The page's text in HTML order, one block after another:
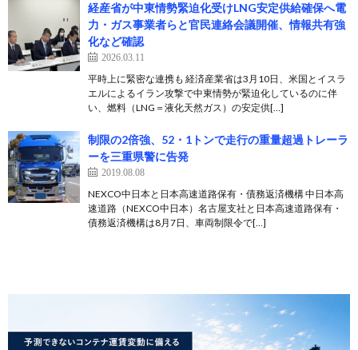
経産省が中東情勢緊迫化受けLNG安定供給確保へ電
力・ガス事業者らと官民連絡会議開催、情報共有強
化など確認
2026.03.11
平時上に緊密な連携も 経済産業省は3月10日、米国とイスラ
エルによるイラン攻撃で中東情勢が緊迫化しているのに伴
い、燃料（LNG＝液化天然ガス）の安定供[…]
制限の2倍強、52・1トンで走行の重量超過トレーラ
ーを三重県警に告発
2019.08.08
NEXCO中日本と日本高速道路保有・債務返済機構 中日本高
速道路（NEXCO中日本）名古屋支社と日本高速道路保有・
債務返済機構は8月7日、車両制限令で[…]